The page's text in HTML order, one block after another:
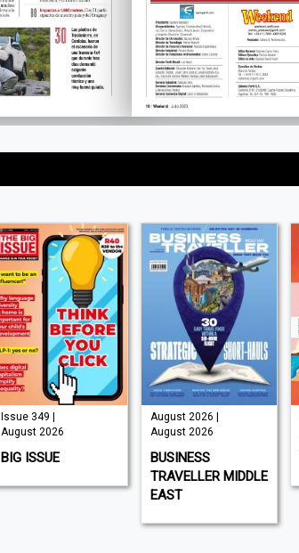
Issue 349 |
August 2026
BIG ISSUE
August 2026 |
August 2026
BUSINESS
TRAVELLER MIDDLE
EAST